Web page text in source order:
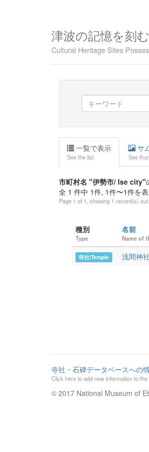
津波の記憶を刻
Cultural Heritage Sites
一覧で表示
See the list
サ
See
市町村名 "伊勢市/ Ise city"
全 1 件中 1件, 1件〜1件を
Page 1 of 1, showing 1 record(s)
種別
Type
名前
Name of
寺社/Temple 浅間神社
寺社・石碑データベースへの
Click here to add new information to the
© 2017 National Museum of